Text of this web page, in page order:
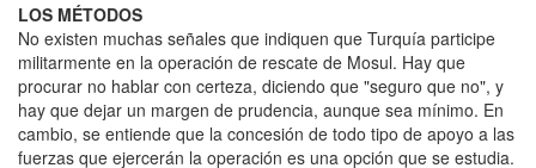
LOS MÉTODOS
No existen muchas señales que indiquen que Turquía participe
militarmente en la operación de rescate de Mosul. Hay que
procurar no hablar con certeza, diciendo que "seguro que no", y
hay que dejar un margen de prudencia, aunque sea mínimo. En
cambio, se entiende que la concesión de todo tipo de apoyo a las
fuerzas que ejercerán la operación es una opción que se estudia.